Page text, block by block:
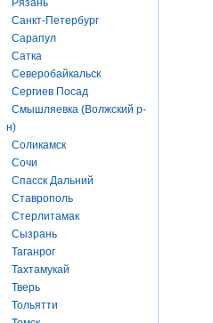
Рязань
Санкт-Петербург
Сарапул
Сатка
Северобайкальск
Сергиев Посад
Смышляевка (Волжский р-
н)
Соликамск
Сочи
Спасск Дальний
Ставрополь
Стерлитамак
Сызрань
Таганрог
Тахтамукай
Тверь
Тольятти